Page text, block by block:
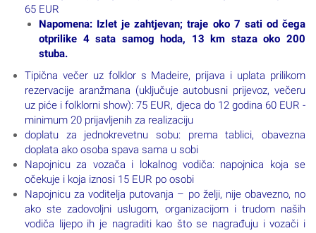
65 EUR
Napomena: Izlet je zahtjevan; traje oko 7 sati od čega
otprilike 4 sata samog hoda, 13 km staza oko 200
stuba.
Tipična večer uz folklor s Madeire, prijava i uplata prilikom
rezervacije aranžmana (uključuje autobusni prijevoz, večeru
uz piće i folklorni show): 75 EUR, djeca do 12 godina 60 EUR -
minimum 20 prijavljenih za realizaciju
doplatu za jednokrevetnu sobu: prema tablici, obavezna
doplata ako osoba spava sama u sobi
Napojnicu za vozača i lokalnog vodiča: napojnica koja se
očekuje i koja iznosi 15 EUR po osobi
Napojnicu za voditelja putovanja – po želji, nije obavezno, no
ako ste zadovoljni uslugom, organizacijom i trudom naših
vodiča lijepo ih je nagraditi kao što se nagrađuju i vozači i